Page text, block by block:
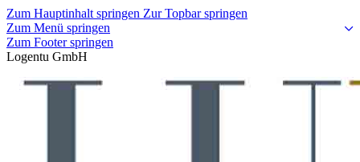
Zum Hauptinhalt springen Zur Topbar springen
Zum Menü springen
Zum Footer springen
Logentu GmbH